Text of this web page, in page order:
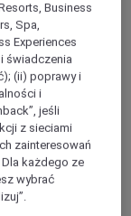
z
hotels and
Business
Spa,
Experiences
świadczenia
(ii) poprawy i
i
jeśli
z sieciami
zainteresowań
każdego ze
wybrać